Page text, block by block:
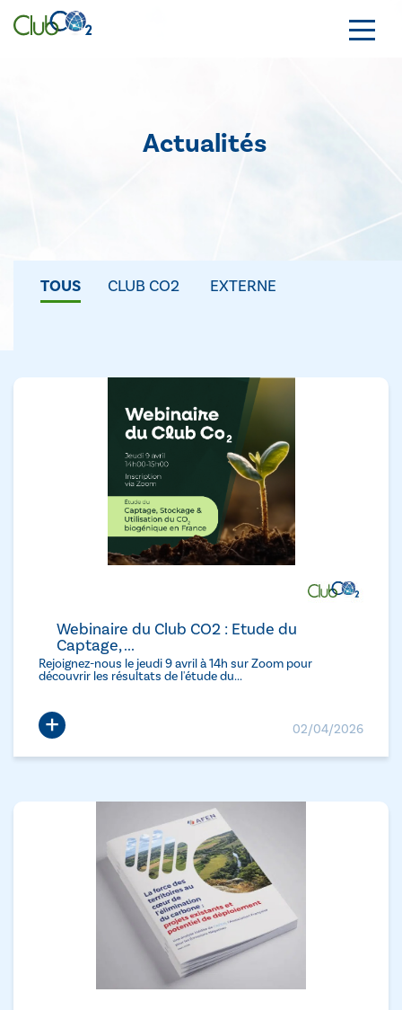
Actualités
TOUS CLUB CO2 EXTERNE
Webinaire du Club CO2 : Etude du
Captage, ...
Rejoignez-nous le jeudi 9 avril à 14h sur Zoom pour
découvrir les résultats de l'étude du...
+ 02/04/2026